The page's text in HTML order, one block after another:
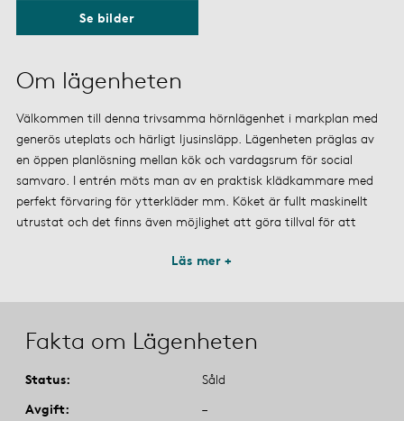
Om lägenheten
Välkommen till denna trivsamma hörnlägenhet i markplan med
generös uteplats och härligt ljusinsläpp. Lägenheten präglas av
en öppen planlösning mellan kök och vardagsrum för social
samvaro. I entrén möts man av en praktisk klädkammare med
perfekt förvaring för ytterkläder mm. Köket är fullt maskinellt
utrustat och det finns även möjlighet att göra tillval för att
Läs mer +
Fakta om Lägenheten
Status
Såld
Avgift
–
Se bilder